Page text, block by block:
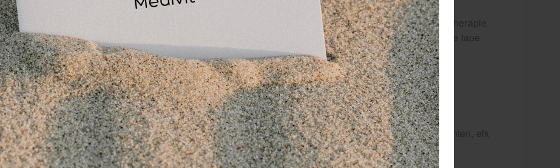
ScanTape van Scansport wordt veel ingezet als preventieve maatregel binnen sportverzorging en fysiotherapie.
Door gewrichten en spieren vooraf te tapen met sporttape verklein je de kans op overbelasting omdat de tape
beweging controleert en kwetsbare structuren ondersteunt vóórdat de schade ontstaat. Zo blijven
sporters actief en komt herstel, als het onverhoopt nodig is, een stuk vlotter op gang. Sporttape
van ScanTape houdt alles op zijn plek.
Het assortiment Scansport ScanTape bij Medivit
Bij Medivit vind je een compleet assortiment scansport sporttape voor professioneel gebruik. Drie varianten, elk
met hun eigen eigenschappen: